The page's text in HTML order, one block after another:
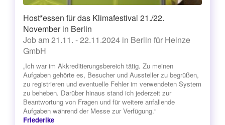
Host*essen für das Klimafestival 21./22.
November in Berlin
Job am 21.11. - 22.11.2024 in Berlin für Heinze
GmbH
„Ich war im Akkreditierungsbereich tätig. Zu meinen
Aufgaben gehörte es, Besucher und Aussteller zu begrüßen,
zu registrieren und eventuelle Fehler im verwendeten System
zu beheben. Darüber hinaus stand ich jederzeit zur
Beantwortung von Fragen und für weitere anfallende
Aufgaben während der Messe zur Verfügung.“
Friederike